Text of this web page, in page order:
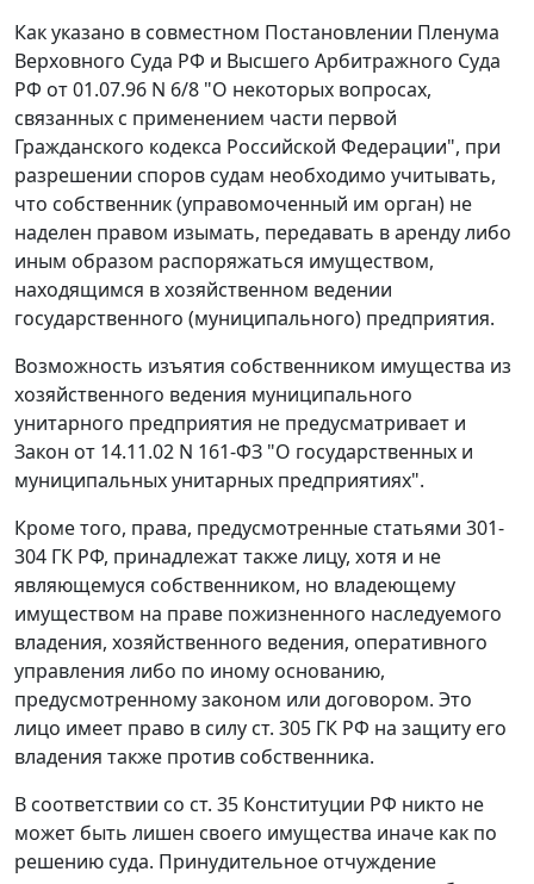
Как указано в совместном Постановлении Пленума
Верховного Суда РФ и Высшего Арбитражного Суда
РФ от 01.07.96 N 6/8 "О некоторых вопросах,
связанных с применением части первой
Гражданского кодекса Российской Федерации", при
разрешении споров судам необходимо учитывать,
что собственник (управомоченный им орган) не
наделен правом изымать, передавать в аренду либо
иным образом распоряжаться имуществом,
находящимся в хозяйственном ведении
государственного (муниципального) предприятия.
Возможность изъятия собственником имущества из
хозяйственного ведения муниципального
унитарного предприятия не предусматривает и
Закон от 14.11.02 N 161-ФЗ "О государственных и
муниципальных унитарных предприятиях".
Кроме того, права, предусмотренные статьями 301-
304 ГК РФ, принадлежат также лицу, хотя и не
являющемуся собственником, но владеющему
имуществом на праве пожизненного наследуемого
владения, хозяйственного ведения, оперативного
управления либо по иному основанию,
предусмотренному законом или договором. Это
лицо имеет право в силу ст. 305 ГК РФ на защиту его
владения также против собственника.
В соответствии со ст. 35 Конституции РФ никто не
может быть лишен своего имущества иначе как по
решению суда. Принудительное отчуждение